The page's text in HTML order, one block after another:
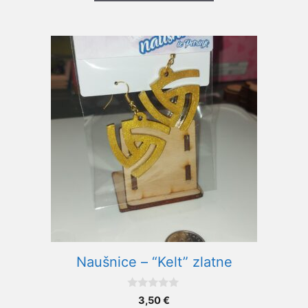
Naušnice – “Kelt” zlatne
3,50€